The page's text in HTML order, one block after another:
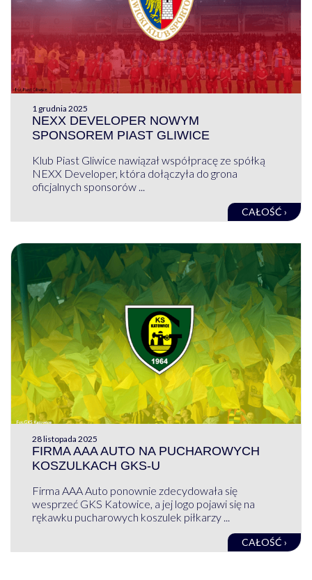
1 grudnia 2025
NEXX DEVELOPER NOWYM
SPONSOREM PIAST GLIWICE
Klub Piast Gliwice nawiązał współpracę ze spółką
NEXX Developer, która dołączyła do grona
oficjalnych sponsorów ...
CAŁOŚĆ ›
28 listopada 2025
FIRMA AAA AUTO NA PUCHAROWYCH
KOSZULKACH GKS-U
Firma AAA Auto ponownie zdecydowała się
wesprzeć GKS Katowice, a jej logo pojawi się na
rękawku pucharowych koszulek piłkarzy ...
CAŁOŚĆ ›